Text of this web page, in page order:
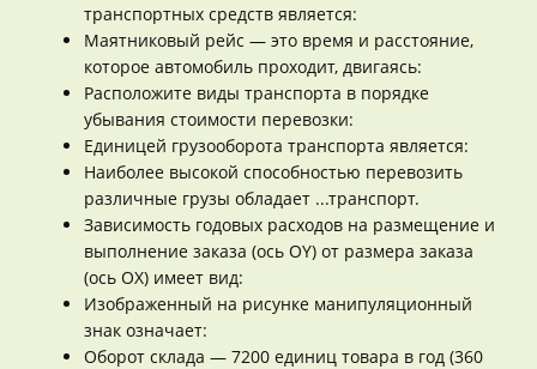
транспортных средств является:
Маятниковый рейс — это время и расстояние,
которое автомобиль проходит, двигаясь:
Расположите виды транспорта в порядке
убывания стоимости перевозки:
Единицей грузооборота транспорта является:
Наиболее высокой способностью перевозить
различные грузы обладает ...транспорт.
Зависимость годовых расходов на размещение и
выполнение заказа (ось OY) от размера заказа
(ось ОХ) имеет вид:
Изображенный на рисунке манипуляционный
знак означает:
Оборот склада — 7200 единиц товара в год (360